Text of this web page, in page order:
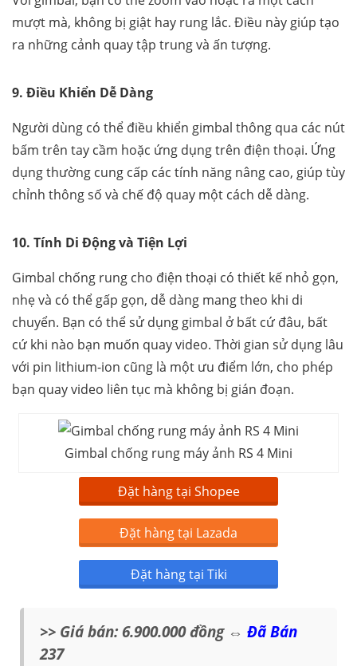
mượt mà, không bị giật hay rung lắc. Điều này giúp tạo
ra những cảnh quay tập trung và ấn tượng.
9. Điều Khiển Dễ Dàng
Người dùng có thể điều khiển gimbal thông qua các nút
bấm trên tay cầm hoặc ứng dụng trên điện thoại. Ứng
dụng thường cung cấp các tính năng nâng cao, giúp tùy
chỉnh thông số và chế độ quay một cách dễ dàng.
10. Tính Di Động và Tiện Lợi
Gimbal chống rung cho điện thoại có thiết kế nhỏ gọn,
nhẹ và có thể gấp gọn, dễ dàng mang theo khi di
chuyển. Bạn có thể sử dụng gimbal ở bất cứ đâu, bất
cứ khi nào bạn muốn quay video. Thời gian sử dụng lâu
với pin lithium-ion cũng là một ưu điểm lớn, cho phép
bạn quay video liên tục mà không bị gián đoạn.
Gimbal chống rung máy ảnh RS 4 Mini
Đặt hàng tại Shopee
Đặt hàng tại Lazada
Đặt hàng tại Tiki
>> Giá bán: 6.900.000 đồng ⇔ Đã Bán
237